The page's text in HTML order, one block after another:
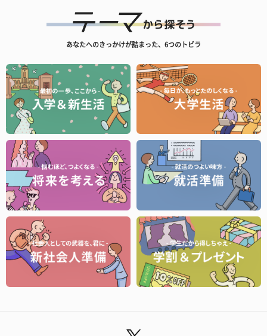
あなたへのきっかけが詰まった、6つのトビラ